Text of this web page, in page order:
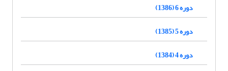
دوره 6 (1386)
دوره 5 (1385)
دوره 4 (1384)